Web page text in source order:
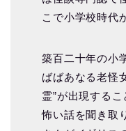
こで小学校時代
築百二十年の小
ばばあなる老怪
霊”が出現する
怖い話を聞き取